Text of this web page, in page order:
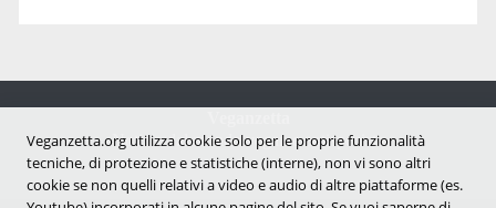
Notizie dal mondo vegan e antispecista
Veganzetta.org utilizza cookie solo per le proprie funzionalità
tecniche, di protezione e statistiche (interne), non vi sono altri
cookie se non quelli relativi a video e audio di altre piattaforme (es.